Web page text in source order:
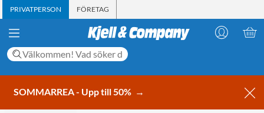
PRIVATPERSON FÖRETAG
SOMMARREA - Upp till 50% →